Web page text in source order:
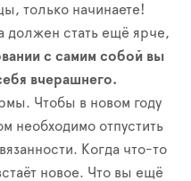
только начинаете!
должен стать ещё ярче,
с самим собой вы
вчерашнего.
Чтобы в новом году
необходимо отпустить
Когда что-то
новое. Что вы ещё